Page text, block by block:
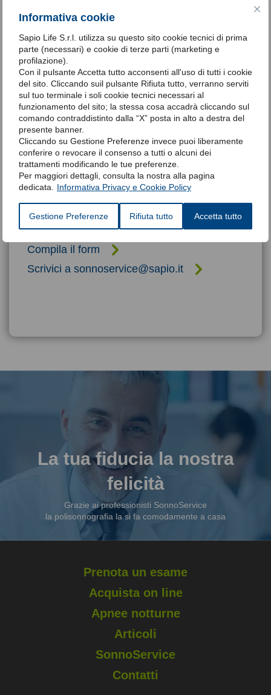
Informativa cookie
Sapio Life S.r.l. utilizza su questo sito cookie tecnici di prima
parte (necessari) e cookie di terze parti (marketing e
profilazione).
Con il pulsante Accetta tutto acconsenti all'uso di tutti i cookie
del sito. Cliccando suil pulsante Rifiuta tutto, verranno serviti
sul tuo terminale i soli cookie tecnici necessari al
funzionamento del sito; la stessa cosa accadrà cliccando sul
comando contraddistinto dalla “X” posta in alto a destra del
presente banner.
Cliccando su Gestione Preferenze invece puoi liberamente
conferire o revocare il consenso a tutti o alcuni dei
trattamenti modificando le tue preferenze.
Per maggiori dettagli, consulta la nostra alla pagina
dedicata.
Informativa Privacy e Cookie Policy
Gestione Preferenze Rifiuta tutto Accetta tutto
Fai un piccolo grande passo. Il test
Un test gratuito e con poche domande attraverso il
quale potrai essere consapevole di avere un disagio
momentaneo o una patologia da curare.
Clicca qui
Siamo qui per risponderti
Compila il form per richiedere maggiori informazioni e
Compila il form
Scrivici a sonnoservice@sapio.it
La tua fiducia la nostra
felicità
Grazie ai professionisti SonnoService
la polisonnografia la si fa comodamente a casa
Prenota un esame
Acquista on line
Apnee notturne
Articoli
SonnoService
Contatti